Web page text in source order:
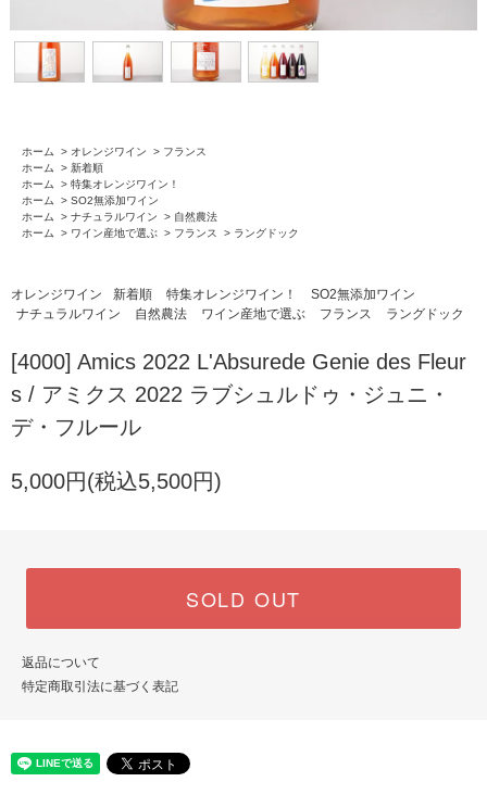
ホーム > オレンジワイン > フランス
ホーム
> 新着順
ホーム
> 特集オレンジワイン！
ホーム
> SO2無添加ワイン
ホーム
> ナチュラルワイン > 自然農法
ホーム
> ワイン産地で選ぶ > フランス > ラングドック
オレンジワイン 新着順 特集オレンジワイン！
SO2無添加ワイン
ナチュラルワイン
自然農法 ワイン産地で選ぶ フランス ラングドック
[4000] Amics 2022 L'Absurede Genie des Fleur
s / アミクス 2022 ラブシュルドゥ・ジュニ・
デ・フルール
5,000円(税込5,500円)
SOLD OUT
返品について
特定商取引法に基づく表記